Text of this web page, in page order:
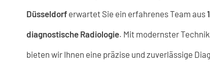
Düsseldorf erwartet Sie ein erfahrenes Team aus
diagnostische Radiologie. Mit modernster
bieten wir Ihnen eine präzise und zuverlässige